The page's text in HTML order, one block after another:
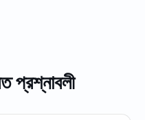
প্রশ্নাবলী